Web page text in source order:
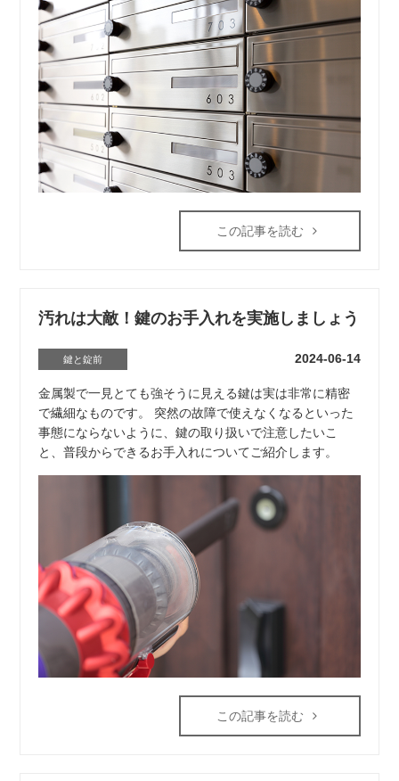
この記事を読む
汚れは大敵！鍵のお手入れを実施しましょう
鍵と錠前 2024-06-14
金属製で一見とても強そうに見える鍵は実は非常に精密
で繊細なものです。 突然の故障で使えなくなるといった
事態にならないように、鍵の取り扱いで注意したいこ
と、普段からできるお手入れについてご紹介します。
この記事を読む